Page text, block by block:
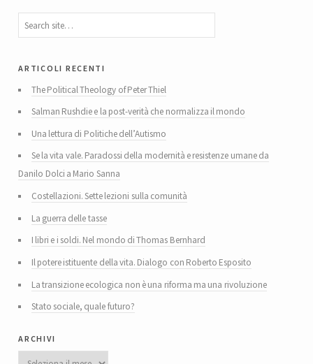
articoli recenti
The Political Theology of Peter Thiel
Salman Rushdie e la post-verità che normalizza il mondo
Una lettura di Politiche dell’Autismo
Se la vita vale. Paradossi della modernità e resistenze umane da
Danilo Dolci a Mario Sanna
Costellazioni. Sette lezioni sulla comunità
La guerra delle tasse
I libri e i soldi. Nel mondo di Thomas Bernhard
Il potere istituente della vita. Dialogo con Roberto Esposito
La transizione ecologica non è una riforma ma una rivoluzione
Stato sociale, quale futuro?
archivi